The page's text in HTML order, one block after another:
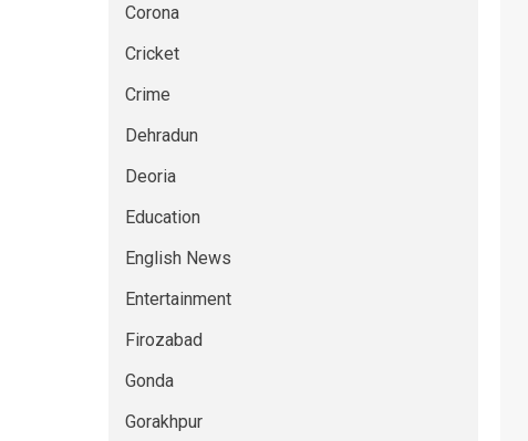
Corona
Cricket
Crime
Dehradun
Deoria
Education
English News
Entertainment
Firozabad
Gonda
Gorakhpur